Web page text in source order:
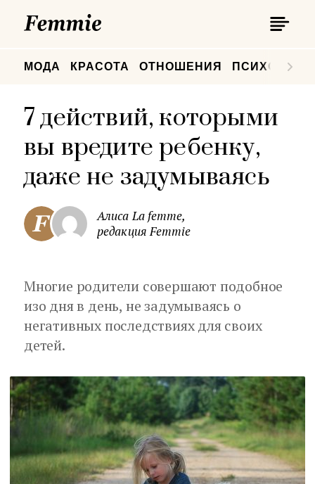
МОДА КРАСОТА ОТНОШЕНИЯ
7 действий, которыми
вы вредите ребенку,
даже не задумываясь
Алиса La femme,
редакция Femmie
Многие родители совершают подобное
изо дня в день, не задумываясь о
негативных последствиях для своих
детей.